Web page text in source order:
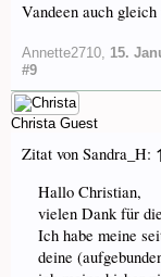
Vandeen auch gleich
Annette2710, 15.
#9
Christa Guest
Zitat von Sandra_H:
Hallo Christian,
vielen Dank für
Ich habe meine
deine